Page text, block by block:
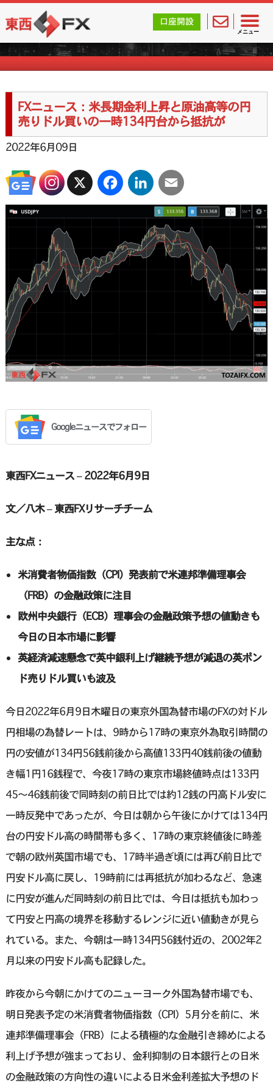
メニュー
東西FX｜海外FX会社（ブローカー）の無料口座開設サポ
口座開設
FXニュース一覧
FXニュース：米長期金利上昇と原油高等の円
売りドル買いの一時134円台から抵抗が
2022年6月09日
X FacebookLinkedInEmail
Googleニュースでフォロー
東西FXニュース – 2022年6月9日
文／八木 – 東西FXリサーチチーム
主な点：
米消費者物価指数（CPI）発表前で米連邦準備理事会
（FRB）の金融政策に注目
欧州中央銀行（ECB）理事会の金融政策予想の値動きも
今日の日本市場に影響
英経済減速懸念で英中銀利上げ継続予想が減退の英ポン
ド売りドル買いも波及
今日2022年6月9日木曜日の東京外国為替市場のFXの対ドル
円相場の為替レートは、9時から17時の東京外為取引時間の
円の安値が134円56銭前後から高値133円40銭前後の値動
き幅1円16銭程で、今夜17時の東京市場終値時点は133円
45〜46銭前後で同時刻の前日比では約12銭の円高ドル安に
一時反発中であったが、今日は朝から午後にかけては134円
台の円安ドル高の時間帯も多く、17時の東京終値後に時差
で朝の欧州英国市場でも、17時半過ぎ頃には再び前日比で
円安ドル高に戻し、19時前には再抵抗が加わるなど、急速
に円安が進んだ同時刻の前日比では、今日は抵抗も加わっ
て円安と円高の境界を移動するレンジに近い値動きが見ら
れている。また、今朝は一時134円56銭付近の、2002年2
月以来の円安ドル高も記録した。
昨夜から今朝にかけてのニューヨーク外国為替市場でも、
明日発表予定の米消費者物価指数（CPI）5月分を前に、米
連邦準備理事会（FRB）による積極的な金融引き締めによる
利上げ予想が強まっており、金利抑制の日本銀行との日米
の金融政策の方向性の違いによる日米金利差拡大予想のド